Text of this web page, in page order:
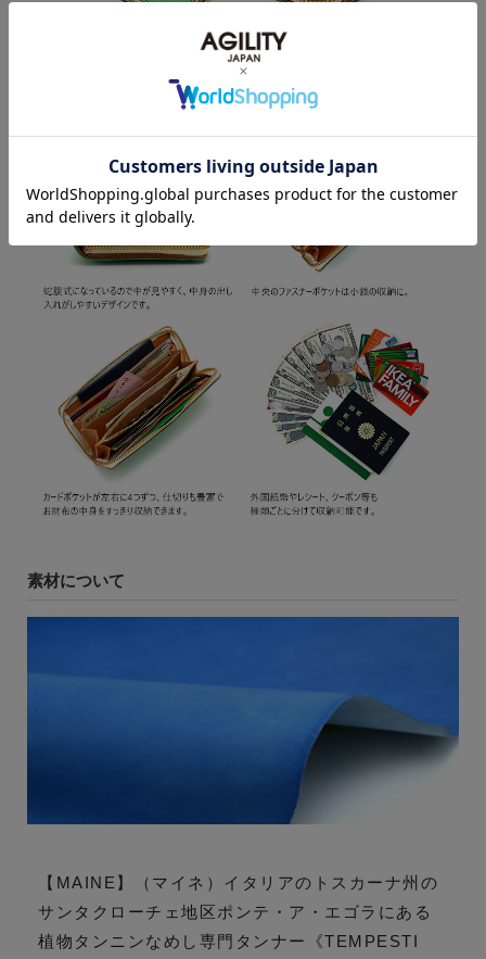
素材について
【MAINE】（マイネ）イタリアのトスカーナ州の
サンタクローチェ地区ポンテ・ア・エゴラにある
植物タンニンなめし専門タンナー《TEMPESTI